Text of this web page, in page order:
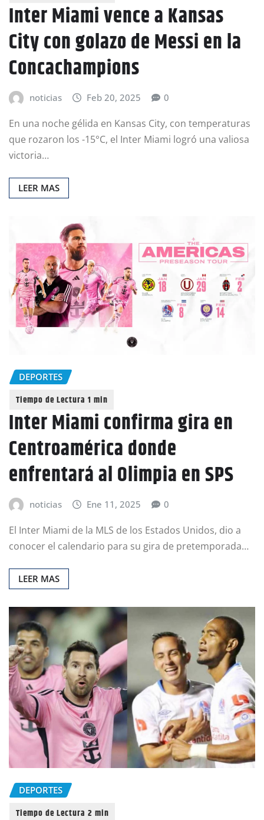
Inter Miami vence a Kansas
City con golazo de Messi en la
Concachampions
noticias Feb 20, 2025 0
En una noche gélida en Kansas City, con temperaturas
que rozaron los -15°C, el Inter Miami logró una valiosa
victoria…
LEER MAS
DEPORTES
Inter Miami confirma gira en
Centroamérica donde
enfrentará al Olimpia en SPS
noticias Ene 11, 2025 0
El Inter Miami de la MLS de los Estados Unidos, dio a
conocer el calendario para su gira de pretemporada…
LEER MAS
DEPORTES